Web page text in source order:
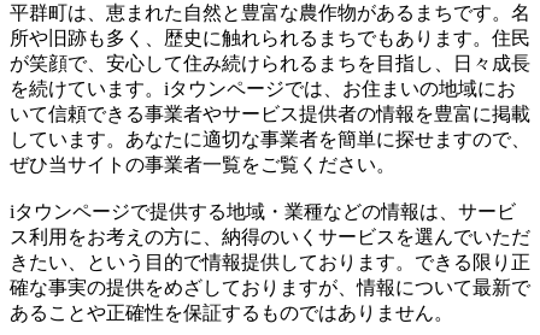
平群町は、恵まれた自然と豊富な農作物があるまちです。名
所や旧跡も多く、歴史に触れられるまちでもあります。住民
が笑顔で、安心して住み続けられるまちを目指し、日々成長
を続けています。iタウンページでは、お住まいの地域にお
いて信頼できる事業者やサービス提供者の情報を豊富に掲載
しています。あなたに適切な事業者を簡単に探せますので、
ぜひ当サイトの事業者一覧をご覧ください。
iタウンページで提供する地域・業種などの情報は、サービ
ス利用をお考えの方に、納得のいくサービスを選んでいただ
きたい、という目的で情報提供しております。できる限り正
確な事実の提供をめざしておりますが、情報について最新で
あることや正確性を保証するものではありません。